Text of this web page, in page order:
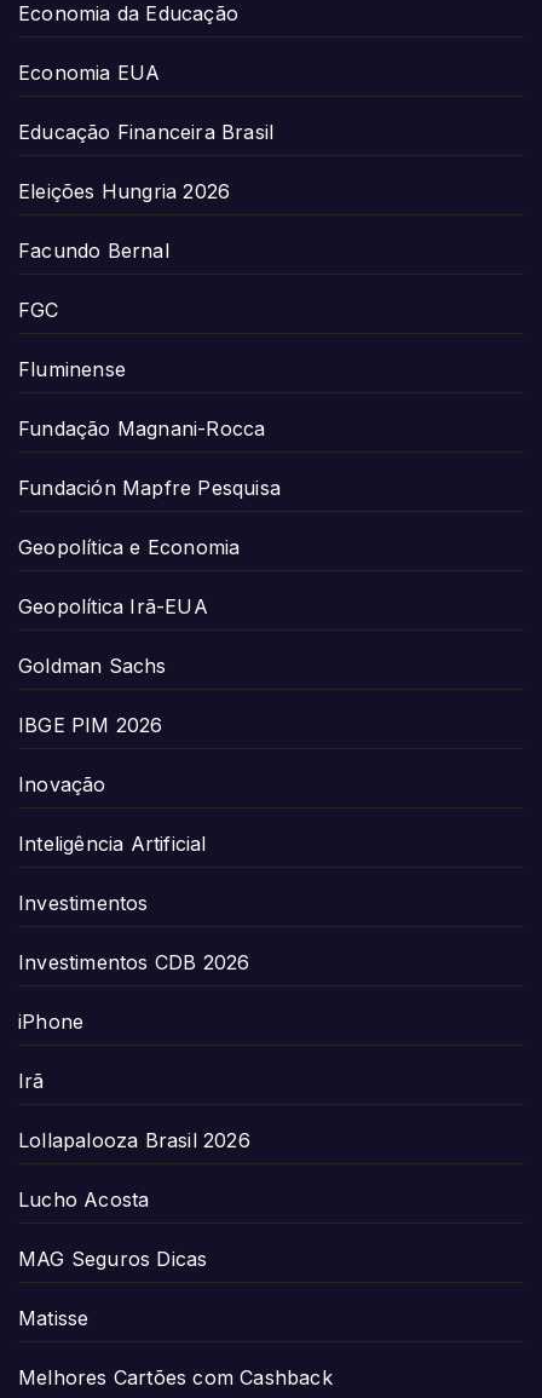
Economia da Educação
Economia EUA
Educação Financeira Brasil
Eleições Hungria 2026
Facundo Bernal
FGC
Fluminense
Fundação Magnani-Rocca
Fundación Mapfre Pesquisa
Geopolítica e Economia
Geopolítica Irã-EUA
Goldman Sachs
IBGE PIM 2026
Inovação
Inteligência Artificial
Investimentos
Investimentos CDB 2026
iPhone
Irã
Lollapalooza Brasil 2026
Lucho Acosta
MAG Seguros Dicas
Matisse
Melhores Cartões com Cashback